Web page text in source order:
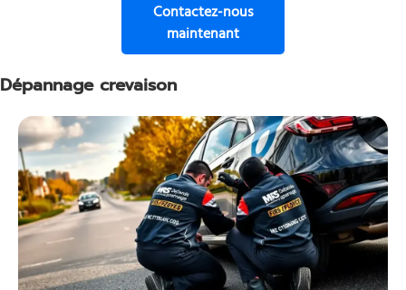
Contactez-nous
maintenantpour une assistance
Dépannage crevaison